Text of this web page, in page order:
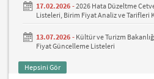
17.02.2026 -2026 Hata Düzeltme
Listeleri, Birim Fiyat Analiz ve Tarifleri
13.07.2026 - Kültür ve Turizm
Fiyat Güncelleme Listeleri
Hepsini Gör